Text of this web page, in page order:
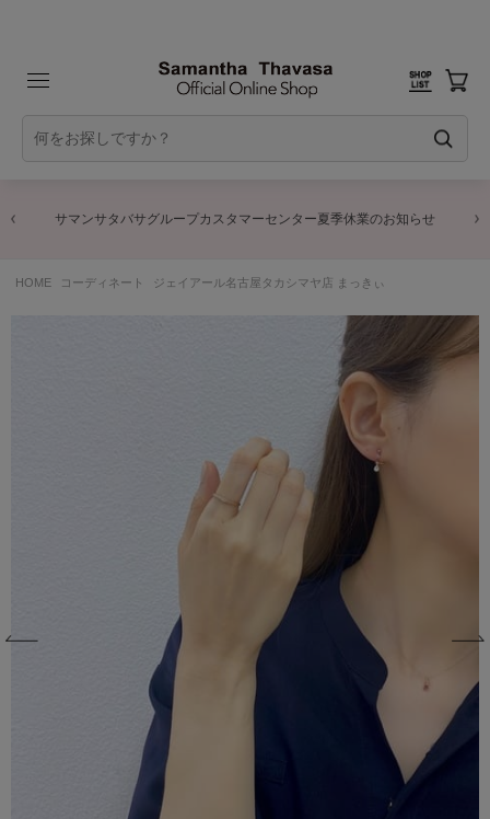
サマンサタバサグループカスタマーセンター夏季休業のお知らせ
HOME コーディネート ジェイアール名古屋タカシマヤ店 まっきぃ